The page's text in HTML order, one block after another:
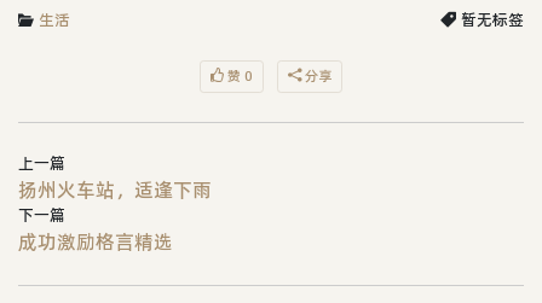
生活 暂无标签
赞 0 分享
上一篇
扬州火车站，适逢下雨
下一篇
成功激励格言精选